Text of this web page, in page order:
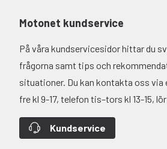
Motonet kundservice
På våra kundservicesidor hittar du
frågorna samt tips och
situationer. Du kan kontakta oss
fre kl 9-17, telefon tis–tors kl 13-15,
Kundservice